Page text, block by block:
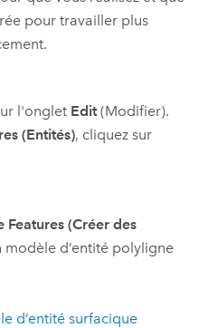
pour travailler plus
l'onglet Edit(Modifier).
(Entités), cliquez sur
Features (Créer des
modèle d’entité polyligne
d’entité surfacique